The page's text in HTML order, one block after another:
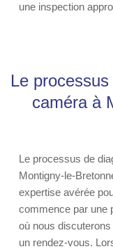
une inspection
Le
caméra à
Le processus de
Montigny-le-
expertise avérée
commence par une
où nous
un rendez-vous.